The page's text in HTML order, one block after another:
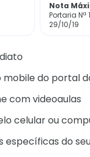
Nota
Portaria Nª
29/10/19
mobile do portal
com videoaulas
celular ou
específicas do